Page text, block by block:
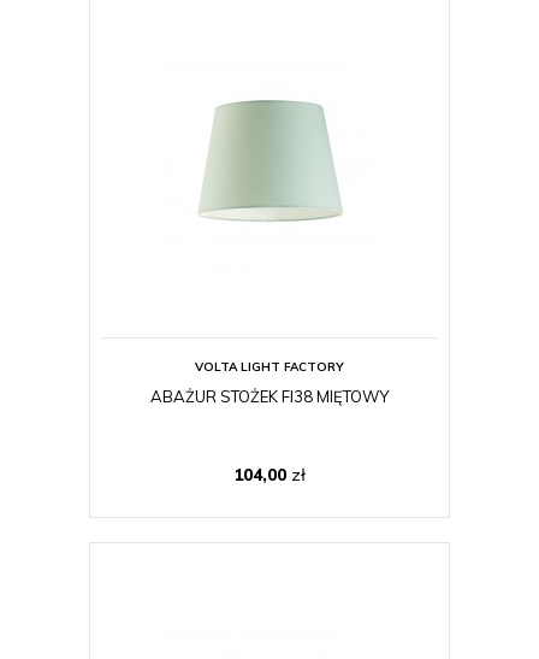
VOLTA LIGHT FACTORY
ABAŻUR STOŻEK FI38 MIĘTOWY
104,00 zł